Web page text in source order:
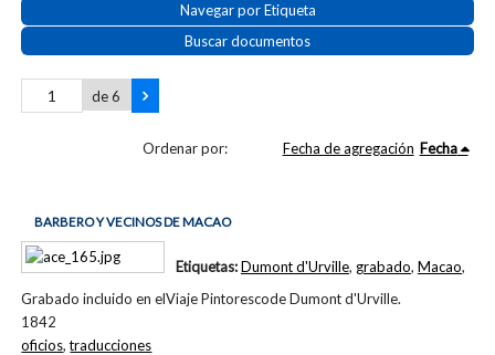
Navegar por Etiqueta
Buscar documentos
de 6
Ordenar por: Fecha de agregación Fecha
BARBERO Y VECINOS DE MACAO
Grabado incluido en elViaje Pintorescode Dumont d'Urville.
1842
Etiquetas:Dumont d'Urville, grabado, Macao,
oficios,traducciones